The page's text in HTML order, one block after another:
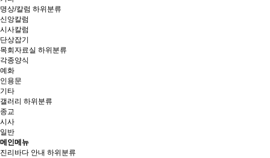
명상/칼럼 하위분류
신앙칼럼
시사칼럼
단상잡기
목회자료실 하위분류
각종양식
예화
인용문
기타
갤러리 하위분류
종교
시사
일반
메인메뉴
진리바다 안내 하위분류